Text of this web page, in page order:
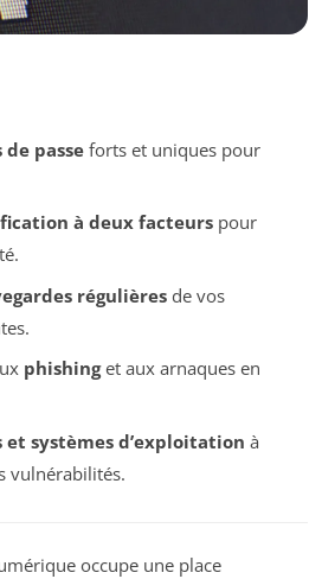
passeforts et uniques pour
à deux facteurspour
régulièresde vos
phishinget aux arnaques en
et systèmes d’exploitation à
vulnérabilités.
occupe une place